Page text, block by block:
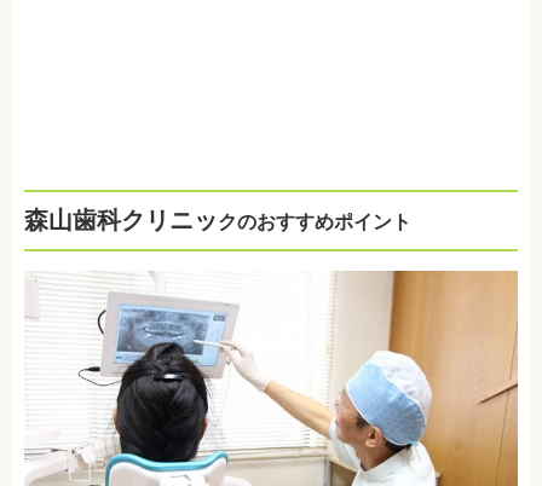
森山歯科クリニックのおすすめポイント